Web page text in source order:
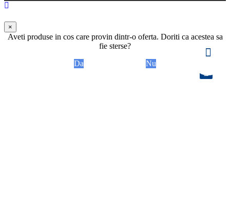
×
Aveti produse in cos care provin dintr-o oferta. Doriti ca acestea sa
fie sterse?
Da
Nu